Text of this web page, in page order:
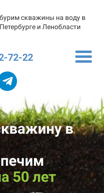
скважины на воду в
и Ленобласти
72-22
в
50 лет